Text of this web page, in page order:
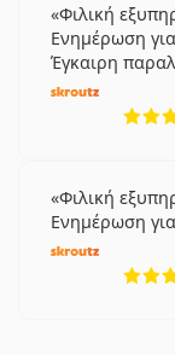
Φιλική
Ενημέρωση
Έγκαιρη
Φιλική
Ενημέρωση